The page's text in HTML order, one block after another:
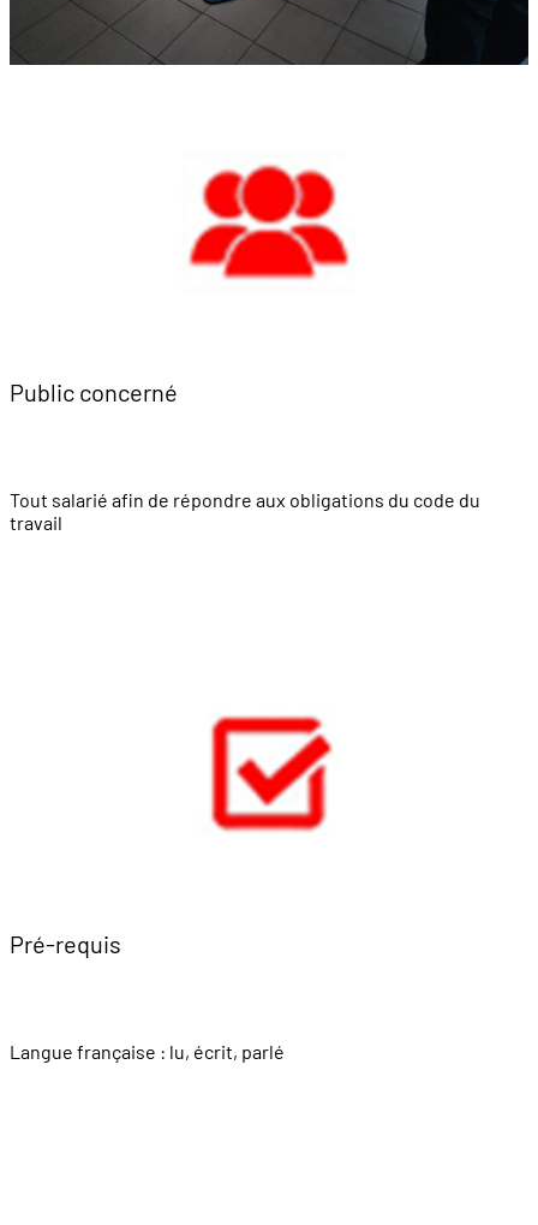
Public concerné
Tout salarié afin de répondre aux obligations du code du
travail
Pré-requis
Langue française : lu, écrit, parlé